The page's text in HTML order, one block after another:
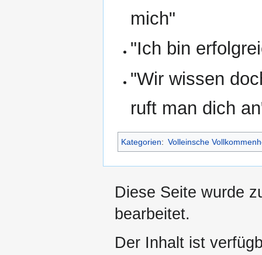
mich"
"Ich bin
"Wir wissen
ruft man dich
Kategorien: Volleinsche
Diese Seite wurde
bearbeitet.
Der Inhalt ist